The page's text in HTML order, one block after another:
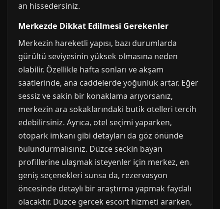
an hissedersiniz.
Merkezde Dikkat Edilmesi Gerekenler
Merkezin hareketli yapısı, bazı durumlarda
gürültü seviyesinin yüksek olmasına neden
olabilir. Özellikle hafta sonları ve akşam
saatlerinde, ana caddelerde yoğunluk artar. Eğer
sessiz ve sakin bir konaklama arıyorsanız,
merkezin ara sokaklarındaki butik otelleri tercih
edebilirsiniz. Ayrıca, otel seçimi yaparken,
otopark imkanı gibi detayları da göz önünde
bulundurmalısınız. Düzce seckin bayan
profillerine ulaşmak isteyenler için merkez, en
geniş seçenekleri sunsa da, rezervasyon
öncesinde detaylı bir araştırma yapmak faydalı
olacaktır. Düzce gercek escort hizmeti ararken,